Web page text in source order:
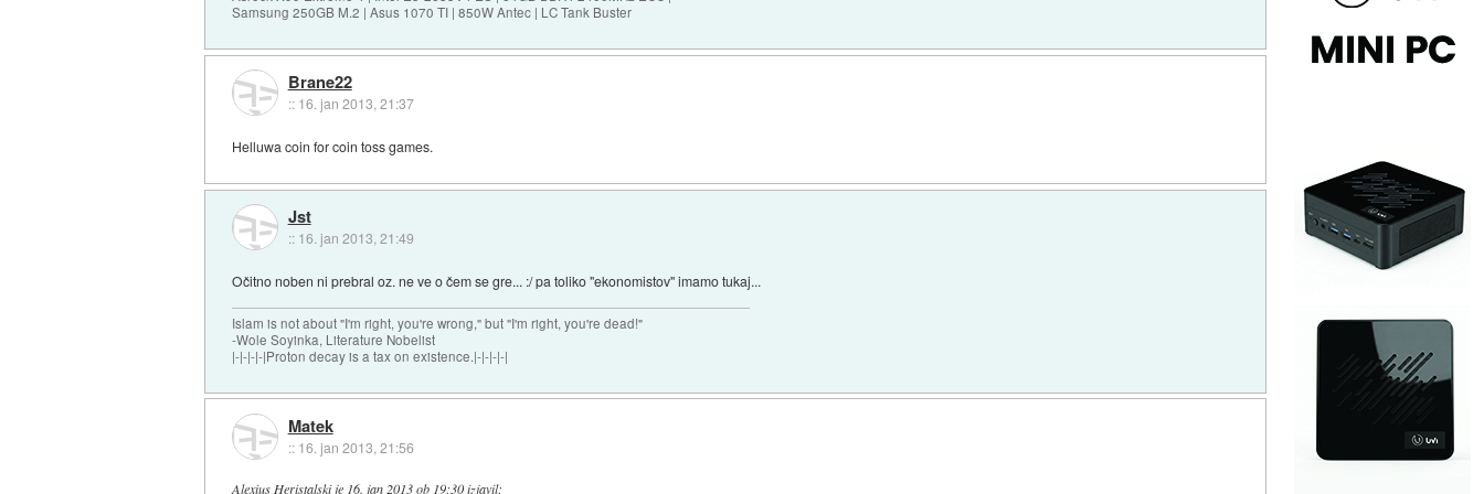
Samsung 250GB M.2 | Asus 1070 TI | 850W Antec | LC Tank Buster
Brane22
:: 16. jan 2013, 21:37
Helluwa coin for coin toss games.
Jst
:: 16. jan 2013, 21:49
Očitno noben ni prebral oz. ne ve o čem se gre... :/ pa toliko "ekonomistov" imamo tukaj...
Islam is not about "I'm right, you're wrong," but "I'm right, you're dead!"
-Wole Soyinka, Literature Nobelist
|-|-|-|-|Proton decay is a tax on existence.|-|-|-|-|
Matek
:: 16. jan 2013, 21:56
Alexius Heristalskije 16. jan 2013 ob 19:30 izjavil: